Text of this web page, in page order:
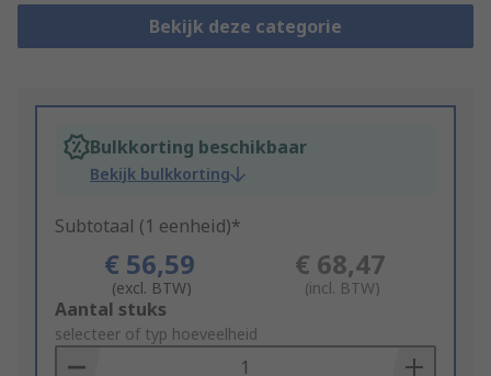
Bekijk deze categorie
Bulkkorting beschikbaar
Bekijk bulkkorting
Subtotaal (1 eenheid)*
€ 56,59
(excl. BTW)
€ 68,47
(incl. BTW)
Add
to
Basket
Aantal stuks
selecteer of typ hoeveelheid